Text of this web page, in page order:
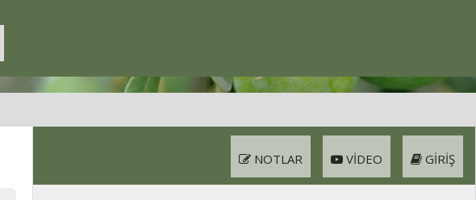
GIRIŞ
VIDEO
NOTLAR